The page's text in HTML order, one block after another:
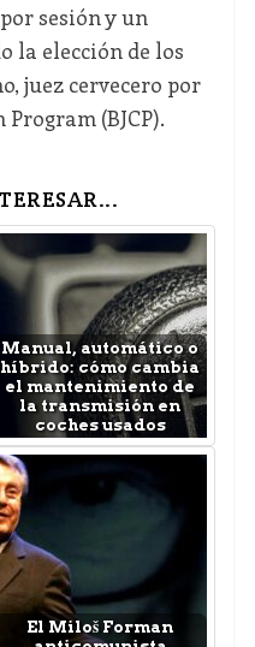
sesión y un
la elección de los
juez cervecero por
(BJCP).
Manual, automático o
híbrido: cómo cambia
el mantenimiento de
la transmisión en
coches usados
El Miloš Forman